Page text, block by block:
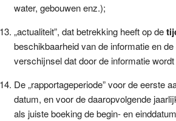
water, gebouwen enz.);
„actualiteit”, dat betrekking heeft op de
beschikbaarheid van de informatie en
verschijnsel dat door de informatie
De „rapportageperiode” voor de eerste
datum, en voor de daaropvolgende
als juiste boeking de begin- en